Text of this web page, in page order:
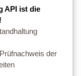
API ist die
der